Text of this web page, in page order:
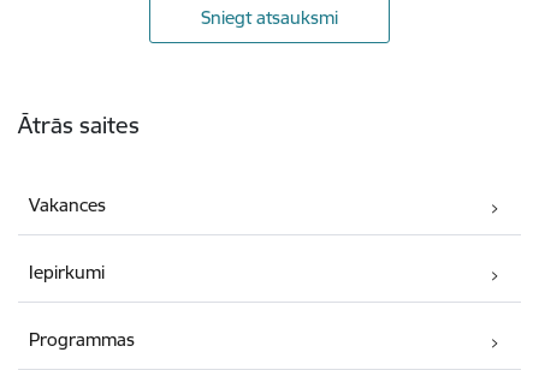
Sniegt atsauksmi
Ātrās saites
Vakances
Iepirkumi
Programmas